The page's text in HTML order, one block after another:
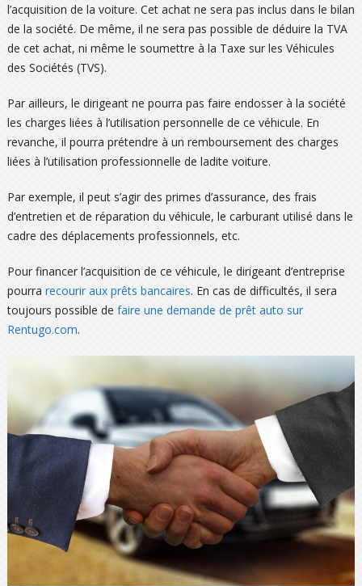
l’acquisition de la voiture. Cet achat ne sera pas inclus dans le bilan
de la société. De même, il ne sera pas possible de déduire la TVA
de cet achat, ni même le soumettre à la Taxe sur les Véhicules
des Sociétés (TVS).
Par ailleurs, le dirigeant ne pourra pas faire endosser à la société
les charges liées à l’utilisation personnelle de ce véhicule. En
revanche, il pourra prétendre à un remboursement des charges
liées à l’utilisation professionnelle de ladite voiture.
Par exemple, il peut s’agir des primes d’assurance, des frais
d’entretien et de réparation du véhicule, le carburant utilisé dans le
cadre des déplacements professionnels, etc.
Pour financer l’acquisition de ce véhicule, le dirigeant d’entreprise
pourra recourir aux prêts bancaires. En cas de difficultés, il sera
toujours possible de faire une demande de prêt auto sur
Rentugo.com.